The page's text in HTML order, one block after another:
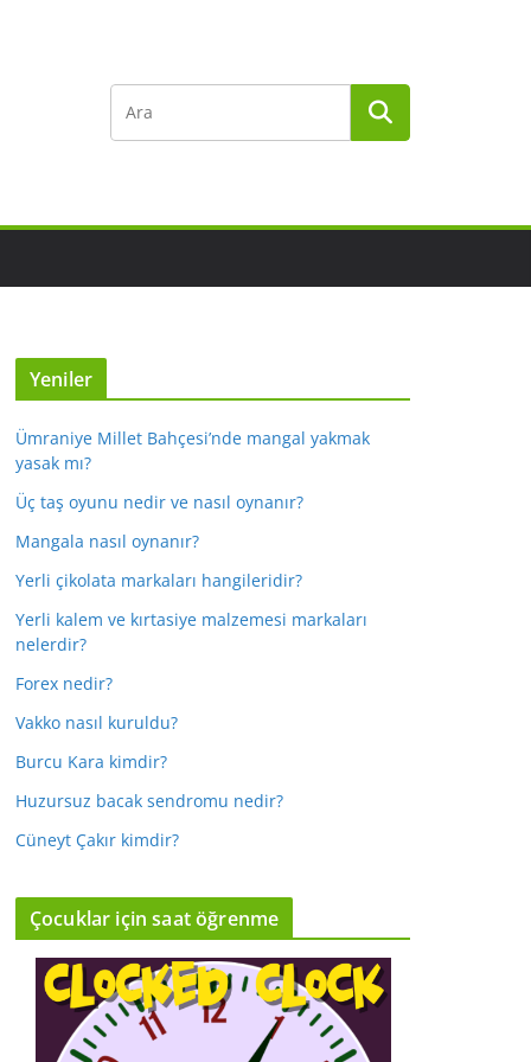
Yeniler
Ümraniye Millet Bahçesi’nde mangal yakmak
yasak mı?
Üç taş oyunu nedir ve nasıl oynanır?
Mangala nasıl oynanır?
Yerli çikolata markaları hangileridir?
Yerli kalem ve kırtasiye malzemesi markaları
nelerdir?
Forex nedir?
Vakko nasıl kuruldu?
Burcu Kara kimdir?
Huzursuz bacak sendromu nedir?
Cüneyt Çakır kimdir?
Çocuklar için saat öğrenme